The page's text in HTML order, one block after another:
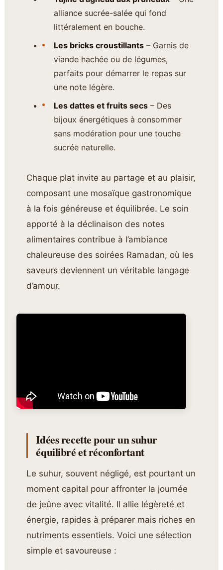
alliance sucrée-salée qui fond
littéralement en bouche.
Les bricks croustillants– Garnis de
viande hachée ou de légumes,
parfaits pour démarrer le repas sur
une note légère.
Les dattes et fruits secs– Des
bijoux énergétiques à consommer
sans modération pour une touche
sucrée naturelle.
Chaque plat invite au partage et au plaisir,
composant une mosaïque gastronomique
à la fois généreuse et équilibrée. Le soin
apporté à la déclinaison des notes
alimentaires contribue à l’ambiance
chaleureuse des soirées Ramadan, où les
saveurs deviennent un véritable langage
d’amour.
Idées recette pour un suhur
équilibré et réconfortant
Le suhur, souvent négligé, est pourtant un
moment capital pour affronter la journée
de jeûne avec vitalité. Il allie légèreté et
énergie, rapides à préparer mais riches en
nutriments essentiels. Voici une sélection
simple et savoureuse :